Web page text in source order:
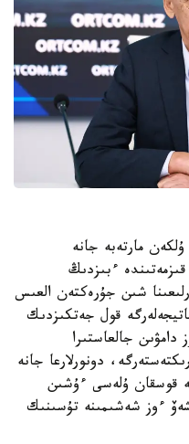
مارتەبە جانە
ءبىزدىڭ
شىن جۇرەكتەن العىس
قول جەتكىزدىك
جالعاستىرا
دونورلارعا جانە
قوسقان ۇلەسى ءۇشىن
ءوز شەشىمىنە تۇسىنىك